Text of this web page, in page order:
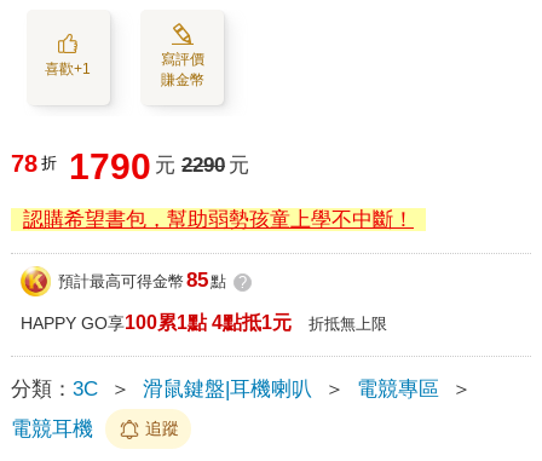
喜歡+1
寫評價
賺金幣
78 折 1790 元 2290 元
認購希望書包，幫助弱勢孩童上學不中斷！
預計最高可得金幣 85點 ?
HAPPY GO享100累1點 4點抵1元 折抵無上限
分類： 3C ＞ 滑鼠鍵盤|耳機喇叭 ＞ 電競專區
＞
電競耳機
追蹤